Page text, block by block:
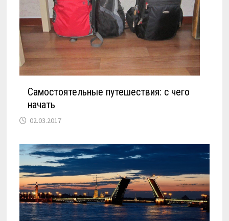
Самостоятельные путешествия: с чего
начать
02.03.2017